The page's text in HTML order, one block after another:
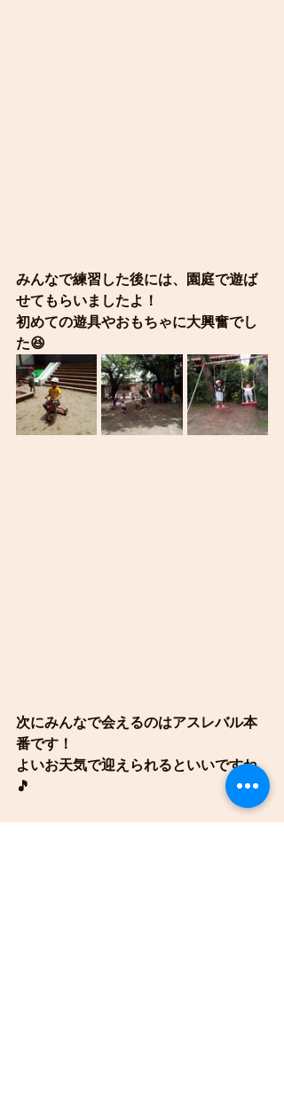
みんなで練習した後には、園庭で遊ば
せてもらいましたよ！
初めての遊具やおもちゃに大興奮でし
た😆
次にみんなで会えるのはアスレバル本
番です！
よいお天気で迎えられるといいですね
🎵